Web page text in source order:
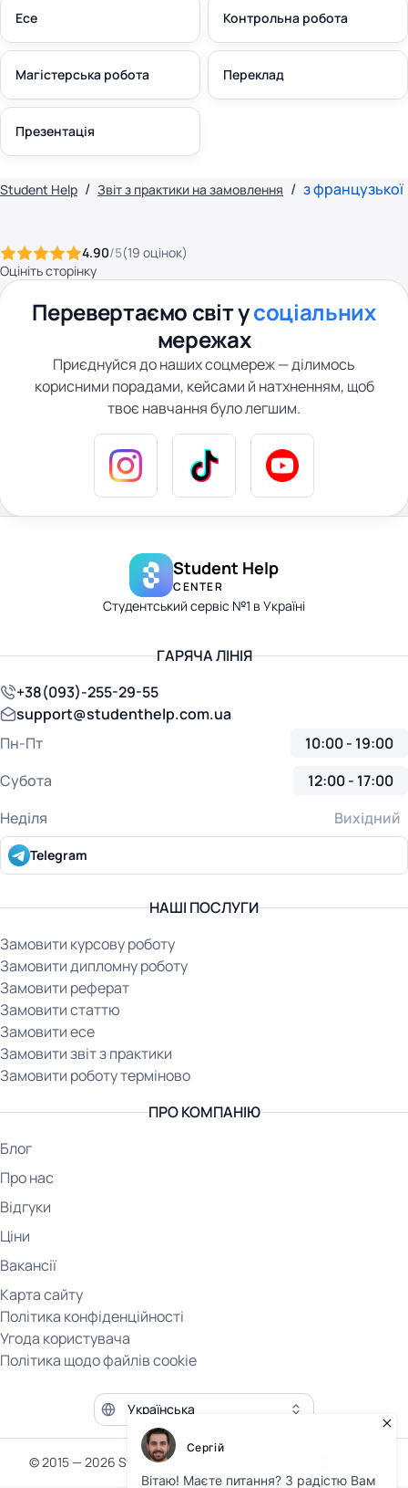
Есе Контрольна робота
Магістерська робота Переклад
Презентація
Student Help Звіт з практики на замовлення з французької
4.90/5(19 оцінок)
Оцініть сторінку
Перевертаємо світ усоціальних
мережах
Приєднуйся до наших соцмереж — ділимось
корисними порадами, кейсами й натхненням, щоб
твоє навчання було легшим.
Student Help
CENTER
Студентський сервіс №1 в Україні
НАШІ ПОСЛУГИ
Замовити курсову роботу
Замовити дипломну роботу
Замовити реферат
Замовити статтю
Замовити есе
Замовити звіт з практики
Замовити роботу терміново
ПРО КОМПАНІЮ
Блог
Про нас
Відгуки
Ціни
Вакансії
Карта сайту
Політика конфіденційності
Угода користувача
Політика щодо файлів cookie
ГАРЯЧА ЛІНІЯ
+38(093)-255-29-55
support@studenthelp.com.ua
Пн-Пт
10:00 - 19:00
Субота
12:00 - 17:00
Неділя
Вихідний
Telegram
Мова сайту
© 2015 — 2026 Student Help. Всі права захищені